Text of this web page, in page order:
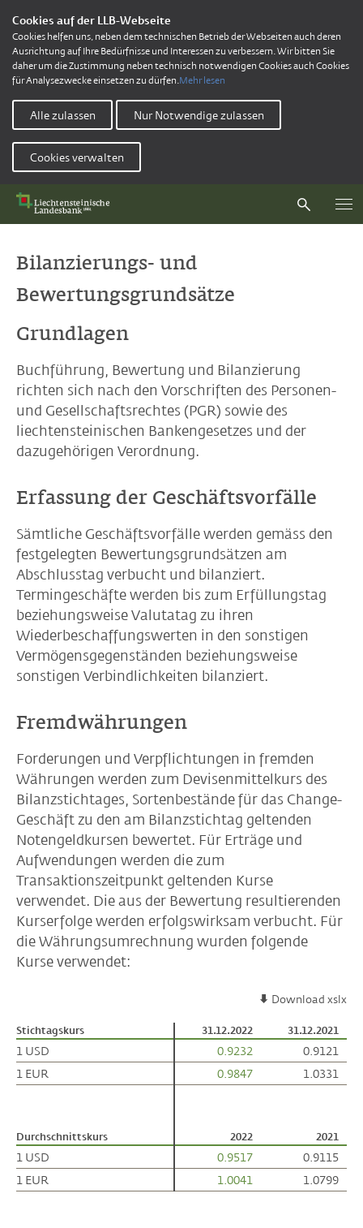
Cookies auf der LLB-Webseite
Cookies helfen uns, neben dem technischen Betrieb der Webseiten auch deren
Ausrichtung auf Ihre Bedürfnisse und Interessen zu verbessern. Wir bitten Sie
daher um die Zustimmung neben technisch notwendigen Cookies auch Cookies
für Analysezwecke einsetzen zu dürfen.Mehr lesen
Alle zulassen Nur Notwendige zulassen
Cookies verwalten
Bilanzierungs- und
Bewertungsgrundsätze
Grundlagen
Buchführung, Bewertung und Bilanzierung
richten sich nach den Vorschriften des Personen-
und Gesellschaftsrechtes (PGR) sowie des
liechtensteinischen Bankengesetzes und der
dazugehörigen Verordnung.
Erfassung der Geschäftsvorfälle
Sämtliche Geschäftsvorfälle werden gemäss den
festgelegten Bewertungsgrundsätzen am
Abschlusstag verbucht und bilanziert.
Termingeschäfte werden bis zum Erfüllungstag
beziehungsweise Valutatag zu ihren
Wiederbeschaffungswerten in den sonstigen
Vermögensgegenständen beziehungsweise
sonstigen Verbindlichkeiten bilanziert.
Fremdwährungen
Forderungen und Verpflichtungen in fremden
Währungen werden zum Devisenmittelkurs des
Bilanzstichtages, Sortenbestände für das Change-
Geschäft zu den am Bilanzstichtag geltenden
Notengeldkursen bewertet. Für Erträge und
Aufwendungen werden die zum
Transaktionszeitpunkt geltenden Kurse
verwendet. Die aus der Bewertung resultierenden
Kurserfolge werden erfolgswirksam verbucht. Für
die Währungsumrechnung wurden folgende
Kurse verwendet:
Download xslx
Stichtagskurs 31.12.2022 31.12.2021
1 USD 0.9232
0.9121
1 EUR
0.9847 1.0331
Durchschnittskurs 2022 2021
1 USD 0.9517
0.9115
1 EUR
1.0041 1.0799
Stichtagskurs
1 USD
1 EUR
Durchschnittskurs
1 USD
1 EUR